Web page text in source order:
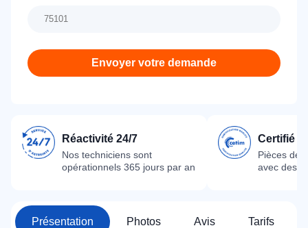
Envoyer votre demande
Réactivité 24/7
Nos techniciens sont
opérationnels 365 jours par an
Certifié
Pièces
avec des
Présentation Photos Avis Tarifs